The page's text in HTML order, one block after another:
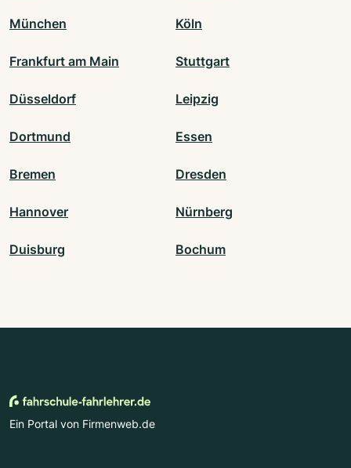
München Köln
Frankfurt am Main Stuttgart
Düsseldorf Leipzig
Dortmund Essen
Bremen Dresden
Hannover Nürnberg
Duisburg Bochum
Ein Portal von Firmenweb.de